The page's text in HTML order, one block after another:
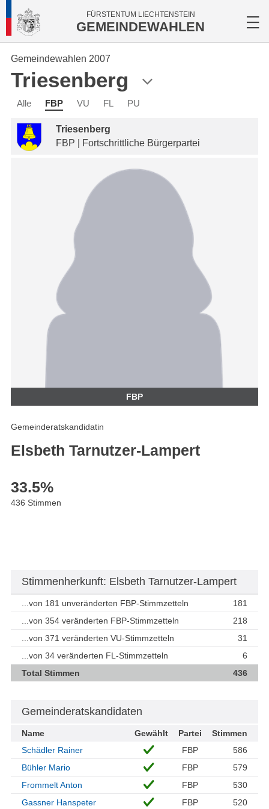
FÜRSTENTUM LIECHTENSTEIN
GEMEINDEWAHLEN
Gemeindewahlen 2007
Triesenberg
Alle FBP VU FL PU
Triesenberg
FBP | Fortschrittliche Bürgerpartei
FBP
Gemeinderatskandidatin
Elsbeth Tarnutzer-Lampert
33.5%
436 Stimmen
Stimmenherkunft: Elsbeth Tarnutzer-Lampert
...von 181 unveränderten FBP-Stimmzetteln
181
...von 354 veränderten FBP-Stimmzetteln
218
...von 371 veränderten VU-Stimmzetteln
31
...von 34 veränderten FL-Stimmzetteln
6
Total Stimmen
436
Gemeinderatskandidaten
Name Gewählt Partei
Stimmen
Schädler Rainer
FBP
586
Bühler Mario
FBP
579
Frommelt Anton
FBP
530
Gassner Hanspeter
FBP 520